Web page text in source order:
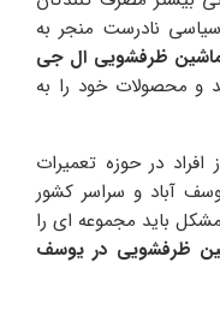
نادرست منجر به
ماشین ظرفشویی ال جی
و محصولات خود را به
در حوزه تعمیرات
آباد و سراسر کشور
باید مجموعه ای را
ظرفشویی در یوسف